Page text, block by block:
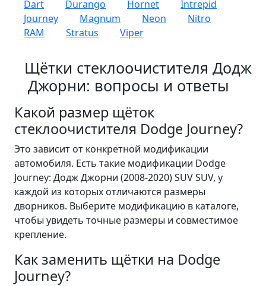
Dart
Durango Hornet
Intrepid
Journey
Magnum Neon
Nitro
RAM
Stratus Viper
Щётки стеклоочистителя Додж
Джорни: вопросы и ответы
Какой размер щёток
стеклоочистителя Dodge Journey?
Это зависит от конкретной модификации
автомобиля. Есть такие модификации Dodge
Journey: Додж Джорни (2008-2020) SUV SUV, у
каждой из которых отличаются размеры
дворников. Выберите модификацию в каталоге,
чтобы увидеть точные размеры и совместимое
крепление.
Как заменить щётки на Dodge
Journey?